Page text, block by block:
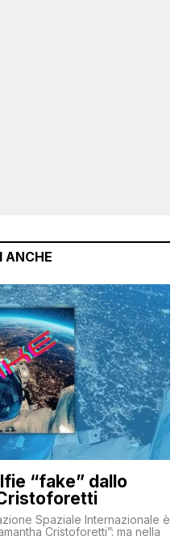
ANCHE
“fake” dallo
Spaziale Internazionale è
Cristoforetti”: ma nella